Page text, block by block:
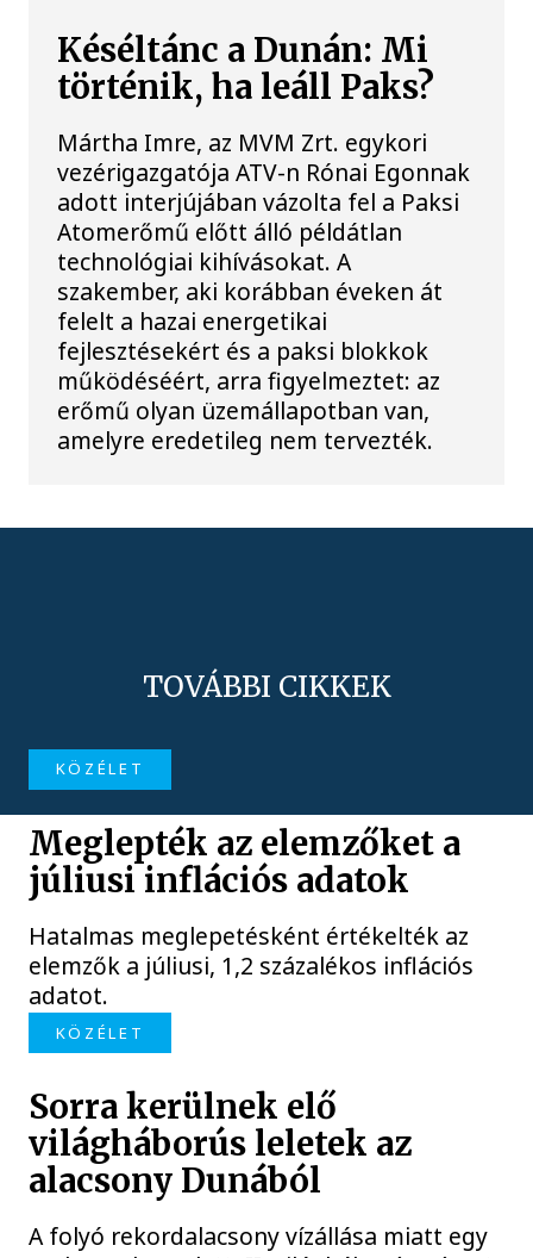
Késéltánc a Dunán: Mi
történik, ha leáll Paks?
Mártha Imre, az MVM Zrt. egykori
vezérigazgatója ATV-n Rónai Egonnak
adott interjújában vázolta fel a Paksi
Atomerőmű előtt álló példátlan
technológiai kihívásokat. A
szakember, aki korábban éveken át
felelt a hazai energetikai
fejlesztésekért és a paksi blokkok
működéséért, arra figyelmeztet: az
erőmű olyan üzemállapotban van,
amelyre eredetileg nem tervezték.
TOVÁBBI CIKKEK
KÖZÉLET
Meglepték az elemzőket a
júliusi inflációs adatok
Hatalmas meglepetésként értékelték az
elemzők a júliusi, 1,2 százalékos inflációs
adatot.
KÖZÉLET
Sorra kerülnek elő
világháborús leletek az
alacsony Dunából
A folyó rekordalacsony vízállása miatt egy